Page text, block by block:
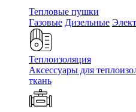
Тепловые пушки
Газовые Дизельные
Теплоизоляция
Аксессуары для
ткань